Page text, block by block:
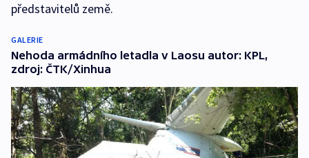
představitelů země.
GALERIE
Nehoda armádního letadla v Laosu autor: KPL,
zdroj: ČTK/Xinhua